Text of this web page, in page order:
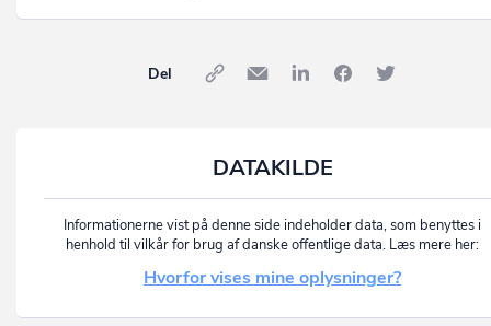
Del
DATAKILDE
Informationerne vist på denne side indeholder data, som benyttes i
henhold til vilkår for brug af danske offentlige data. Læs mere her:
Hvorfor vises mine oplysninger?